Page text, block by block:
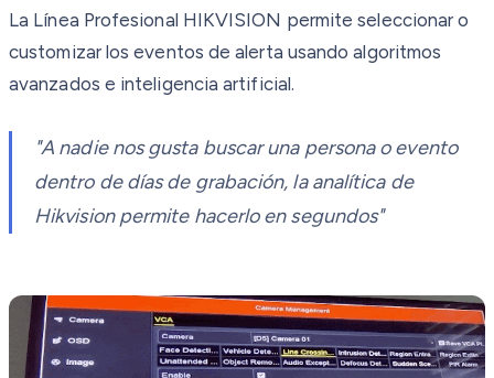
La Línea Profesional HIKVISION permite seleccionar o
customizar los eventos de alerta usando algoritmos
avanzados e inteligencia artificial.
"A nadie nos gusta buscar una persona o evento
dentro de días de grabación, la analítica de
Hikvision permite hacerlo en segundos"